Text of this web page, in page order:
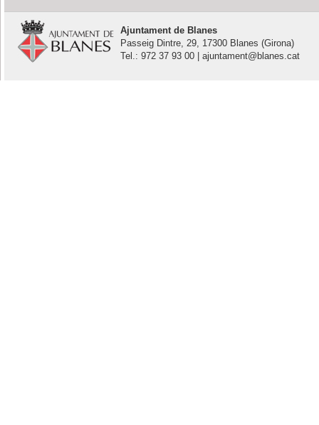
Ajuntament de Blanes
Passeig Dintre, 29, 17300 Blanes (Girona)
Tel.: 972 37 93 00 | ajuntament@blanes.cat